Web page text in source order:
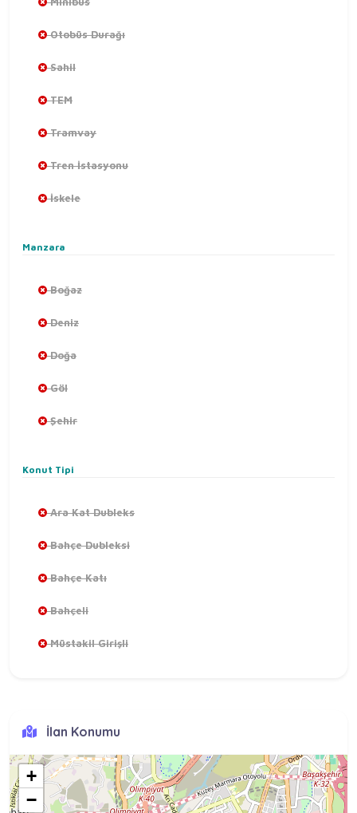
Otobüs Durağı
Sahil
TEM
Tramvay
Tren İstasyonu
İskele
Manzara
Boğaz
Deniz
Doğa
Göl
Şehir
Konut Tipi
Ara Kat Dubleks
Bahçe Dubleksi
Bahçe Katı
Bahçeli
Müstakil Girişli
İlan Konumu
+
−